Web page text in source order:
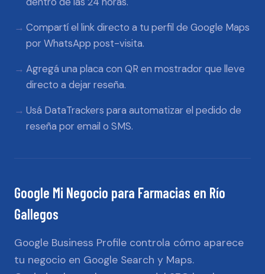
Compartí el link directo a tu perfil de Google Maps
por WhatsApp post-visita.
Agregá una placa con QR en mostrador que lleve
directo a dejar reseña.
Usá DataTrackers para automatizar el pedido de
reseña por email o SMS.
Google Mi Negocio para Farmacias en Río
Gallegos
Google Business Profile controla cómo aparece
tu negocio en Google Search y Maps.